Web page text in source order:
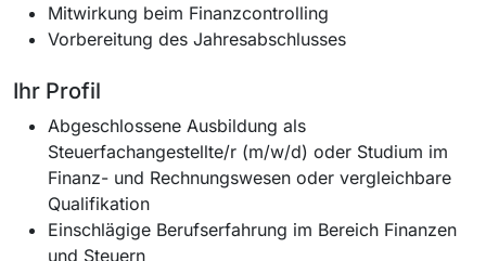
Mitwirkung beim Finanzcontrolling
Vorbereitung des Jahresabschlusses
Ihr Profil
Abgeschlossene Ausbildung als
Steuerfachangestellte/r (m/w/d) oder Studium im
Finanz- und Rechnungswesen oder vergleichbare
Qualifikation
Einschlägige Berufserfahrung im Bereich Finanzen
und Steuern